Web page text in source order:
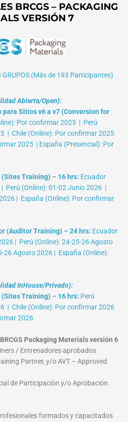
BRCGS – PACKAGING
VERSIÓN 7
GRUPOS (Más de 193 Participantes)
Abierta/Open):
Sitios v6 a v7 (Conversion for
Por confirmar 2025 | Perú
| Chile (Online): Por confirmar 2025
2025 | España (Presencial): Por
Training) – 16 hrs: Ecuador
Perú (Online): 01-02 Junio 2026 |
| España (Online): Por confirmar
(Auditor Training) – 24 hrs: Ecuador
| Perú (Online): 24-25-26 Agosto
26 Agosto 2026 | España (Online):
InHouse/Privado):
Training) – 16 hrs: Perú
| Chile (Online): Por confirmar 2026
2026
Packaging Materials versión 6
/ Entrenadores aprobados
Partner, y/o AVT – Approved
de Participación y/o Aprobación
formados y capacitados